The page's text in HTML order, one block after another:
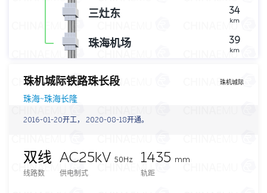
34
km
三灶东
39
km
珠海机场
珠机城际
珠机城际铁路珠长段
珠海~珠海长隆
2016-01-20开工， 2020-08-18开通。
双线
线路数
AC25kV 50Hz
供电制式
1435 mm
轨距